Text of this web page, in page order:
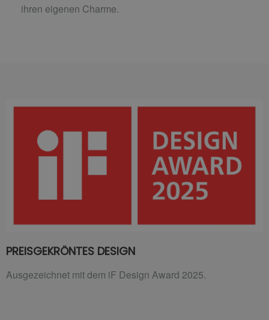
ihren eigenen Charme.
PREISGEKRÖNTES DESIGN
Ausgezeichnet mit dem iF Design Award 2025.